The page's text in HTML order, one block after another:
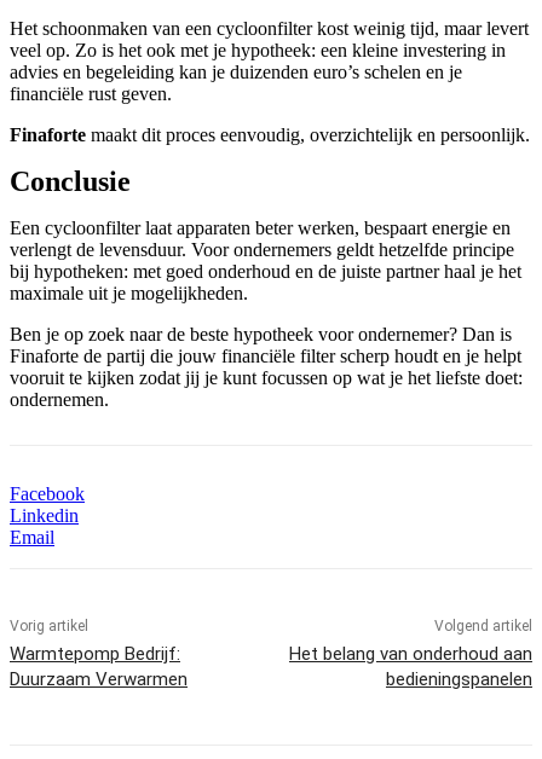
Het schoonmaken van een cycloonfilter kost weinig tijd, maar levert
veel op. Zo is het ook met je hypotheek: een kleine investering in
advies en begeleiding kan je duizenden euro’s schelen en je
financiële rust geven.
Finaforte maakt dit proces eenvoudig, overzichtelijk en persoonlijk.
Conclusie
Een cycloonfilter laat apparaten beter werken, bespaart energie en
verlengt de levensduur. Voor ondernemers geldt hetzelfde principe
bij hypotheken: met goed onderhoud en de juiste partner haal je het
maximale uit je mogelijkheden.
Ben je op zoek naar de beste hypotheek voor ondernemer? Dan is
Finaforte de partij die jouw financiële filter scherp houdt en je helpt
vooruit te kijken zodat jij je kunt focussen op wat je het liefste doet:
ondernemen.
Facebook
Linkedin
Email
Vorig artikel
Warmtepomp Bedrijf:
Duurzaam Verwarmen
Volgend artikel
Het belang van onderhoud aan
bedieningspanelen